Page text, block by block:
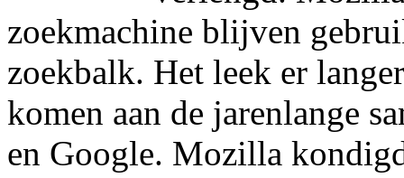
zoekmachine blijven
zoekbalk. Het leek er
komen aan de jarenlange
en Google. Mozilla